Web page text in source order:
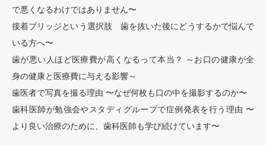
で悪くなるわけではありません〜
接着ブリッジという選択肢 歯を抜いた後にどうするかで悩んで
いる方へ〜
歯が悪い人ほど医療費が高くなるって本当？ ～お口の健康が全
身の健康と医療費に与える影響～
歯医者で写真を撮る理由 〜なぜ何枚も口の中を撮影するのか〜
歯科医師が勉強会やスタディグループで症例発表を行う理由 〜
より良い治療のために、歯科医師も学び続けています〜